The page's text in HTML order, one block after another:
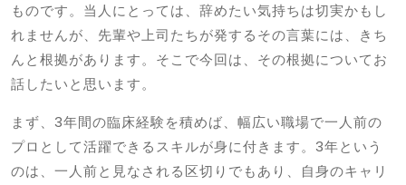
ものです。当人にとっては、辞めたい気持ちは切実かもし
れませんが、先輩や上司たちが発するその言葉には、きち
んと根拠があります。そこで今回は、その根拠についてお
話したいと思います。
まず、3年間の臨床経験を積めば、幅広い職場で一人前の
プロとして活躍できるスキルが身に付きます。3年という
のは、一人前と見なされる区切りでもあり、自身のキャリ